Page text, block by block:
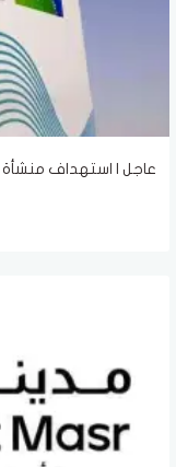
عاجل | استهداف منشأة